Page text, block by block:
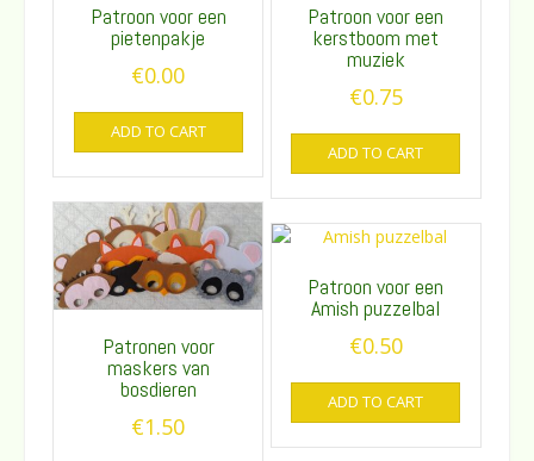
Patroon voor een
pietenpakje
€0.00
ADD TO CART
Patroon voor een
kerstboom met
muziek
€0.75
ADD TO CART
Patronen voor
maskers van
bosdieren
€1.50
Patroon voor een
Amish puzzelbal
€0.50
ADD TO CART